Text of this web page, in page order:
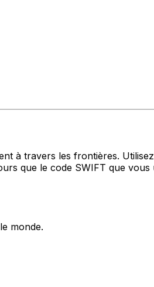
à travers les frontières.
que le code SWIFT que vous
monde.